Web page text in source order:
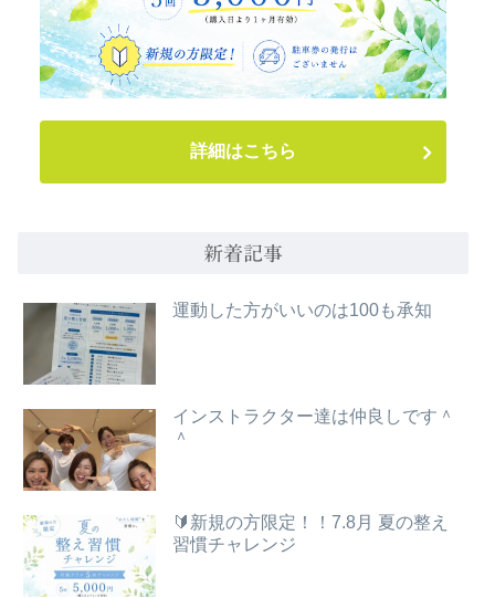
詳細はこちら
新着記事
運動した方がいいのは100も承知
インストラクター達は仲良しです＾
＾
🔰新規の方限定！！7.8月 夏の整え
習慣チャレンジ